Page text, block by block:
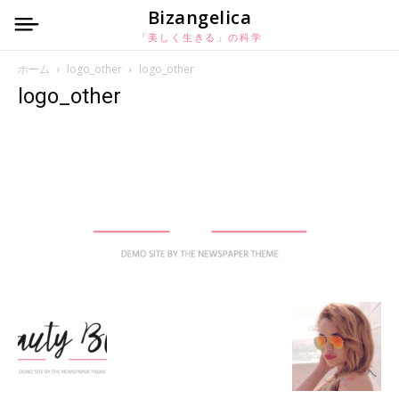
Bizangelica
「美しく生きる」の科学
ホーム logo_other logo_other
logo_other